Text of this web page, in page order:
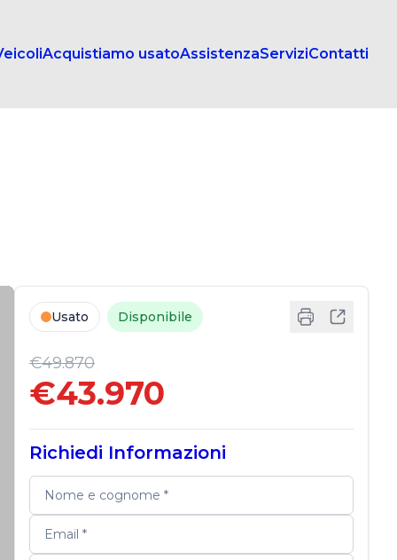
Acquistiamo usatoAssistenzaServiziContatti
Usato Disponibile
€49.870
€43.970
Richiedi Informazioni